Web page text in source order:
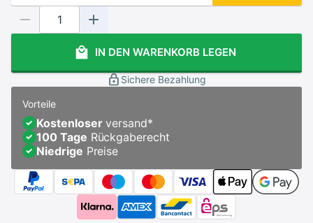
IN DEN WARENKORB LEGEN
Sichere Bezahlung
Vorteile
Kostenloserversand*
100 Tage Rückgaberecht
Niedrige Preise